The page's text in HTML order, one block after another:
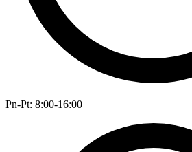
Pn-Pt: 8:00-16:00